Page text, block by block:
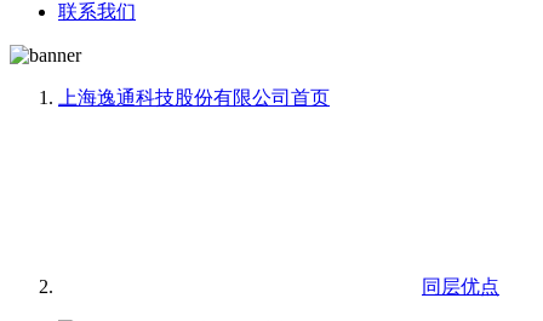
联系我们
上海逸通科技股份有限公司 首页
同层优点